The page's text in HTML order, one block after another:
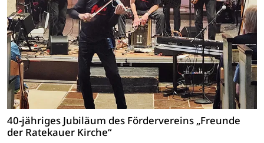
40-jähriges Jubiläum des Fördervereins „Freunde
der Ratekauer Kirche“